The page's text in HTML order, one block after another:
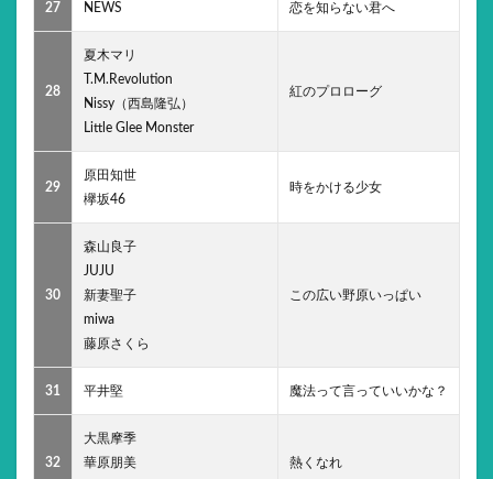
27 NEWS 恋を知らない君へ
28
夏木マリ
T.M.Revolution
Nissy（西島隆弘）
Little Glee Monster
紅のプロローグ
29
原田知世
欅坂46
時をかける少女
30
森山良子
JUJU
新妻聖子
miwa
藤原さくら
この広い野原いっぱい
31 平井堅 魔法って言っていいかな？
32
大黒摩季
華原朋美
熱くなれ